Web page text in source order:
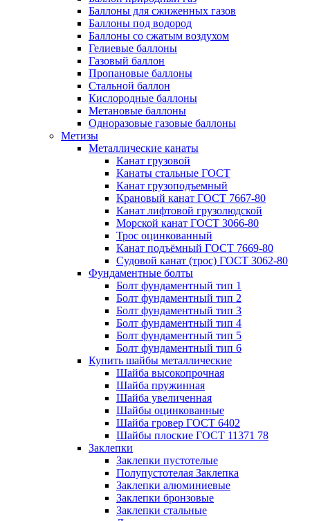
Баллоны для сжиженных газов
Баллоны под водород
Баллоны со сжатым воздухом
Гелиевые баллоны
Газовый баллон
Пропановые баллоны
Стальной баллон
Кислородные баллоны
Метановые баллоны
Одноразовые газовые баллоны
Метизы
Металлические канаты
Канат грузовой
Канаты стальные ГОСТ
Канат грузоподъемный
Крановый канат ГОСТ 7667-80
Канат лифтовой грузолюдской
Морской канат ГОСТ 3066-80
Трос оцинкованный
Канат подъёмный ГОСТ 7669-80
Судовой канат (трос) ГОСТ 3062-80
Фундаментные болты
Болт фундаментный тип 1
Болт фундаментный тип 2
Болт фундаментный тип 3
Болт фундаментный тип 4
Болт фундаментный тип 5
Болт фундаментный тип 6
Купить шайбы металлические
Шайба высокопрочная
Шайба пружинная
Шайба увеличенная
Шайбы оцинкованные
Шайба гровер ГОСТ 6402
Шайбы плоские ГОСТ 11371 78
Заклепки
Заклепки пустотелые
Полупустотелая Заклепка
Заклепки алюминиевые
Заклепки бронзовые
Заклепки стальные